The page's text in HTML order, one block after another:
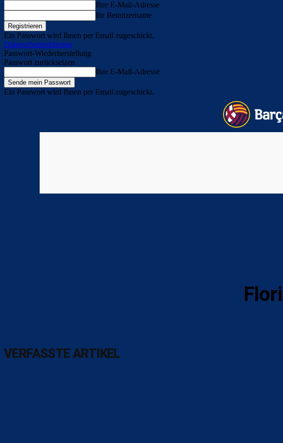
Ihre E-Mail-Adresse
Ihr Benutzername
Ein Passwort wird Ihnen per Email zugeschickt.
Datenschutzerklärung
Passwort-Wiederherstellung
Passwort zurücksetzen
Ihre E-Mail-Adresse
Ein Passwort wird Ihnen per Email zugeschickt.
VERFASSTE ARTIKEL